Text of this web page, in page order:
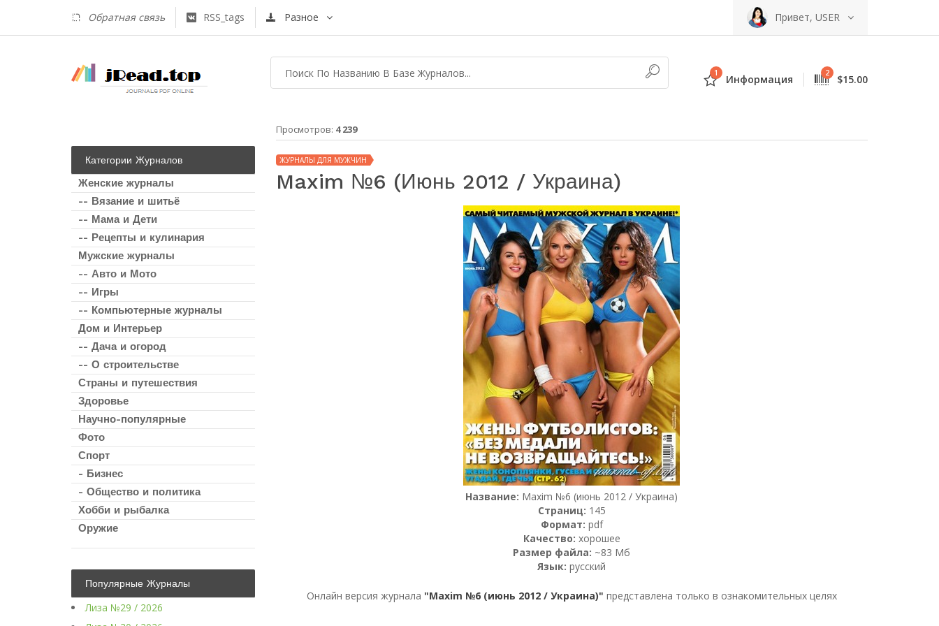
Обратная связь RSS_tags Разное Привет, USER
1 Информация 2 $15.00
Категории Журналов
Женские журналы
-- Вязание и шитьё
-- Мама и Дети
-- Рецепты и кулинария
Мужские журналы
-- Авто и Мото
-- Игры
-- Компьютерные журналы
Дом и Интерьер
-- Дача и огород
-- О строительстве
Страны и путешествия
Здоровье
Научно-популярные
Фото
Спорт
- Бизнес
- Общество и политика
Хобби и рыбалка
Оружие
Популярные Журналы
Лиза №29 / 2026
Просмотров: 4 239
ЖУРНАЛЫ ДЛЯ МУЖЧИН
Maxim №6 (июнь 2012 / Украина)
Название: Maxim №6 (июнь 2012 / Украина)
Страниц: 145
Формат: pdf
Качество: хорошее
Размер файла: ~83 Мб
Язык: русский
Онлайн версия журнала "Maxim №6 (июнь 2012 / Украина)" представлена только в ознакомительных целях